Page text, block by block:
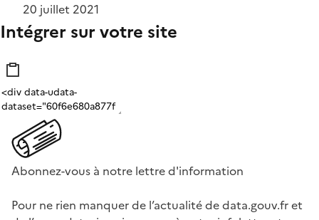
20 juillet 2021
Intégrer sur votre site
Abonnez-vous à notre lettre d'information
Pour ne rien manquer de l’actualité de data.gouv.fr et